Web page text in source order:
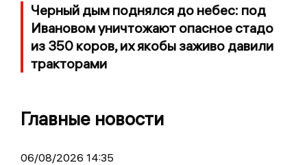
Черный дым поднялся до небес: под
Ивановом уничтожают опасное стадо
из 350 коров, их якобы заживо давили
тракторами
Главные новости
06/08/2026 14:35